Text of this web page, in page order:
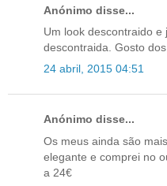
Anónimo disse...
Um look descontraido
descontraida. Gosto
24 abril, 2015 04:51
Anónimo disse...
Os meus ainda são
elegante e comprei no
a 24€